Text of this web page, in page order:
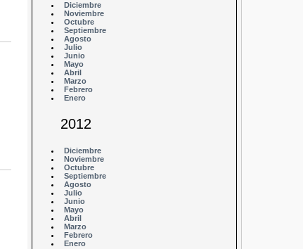
Diciembre
Noviembre
Octubre
Septiembre
Agosto
Julio
Junio
Mayo
Abril
Marzo
Febrero
Enero
2012
Diciembre
Noviembre
Octubre
Septiembre
Agosto
Julio
Junio
Mayo
Abril
Marzo
Febrero
Enero